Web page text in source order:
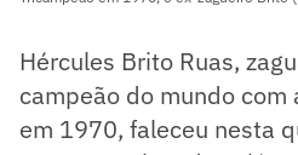
Hércules Brito Ruas,
campeão do mundo com
em 1970, faleceu nesta